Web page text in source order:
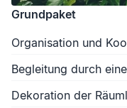
Grundpaket
Organisation und
Begleitung durch
Dekoration der